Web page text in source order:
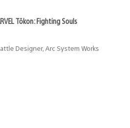
Tōkon: Fighting Souls
Designer, Arc System Works